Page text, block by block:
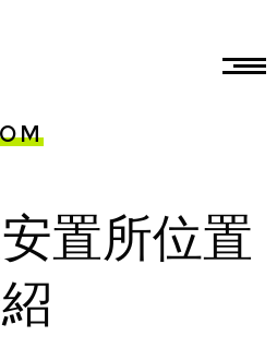
置所位置